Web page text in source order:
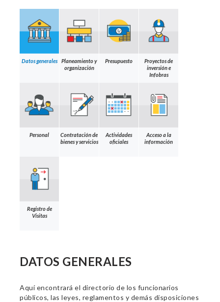
Datos generales
Planeamiento y
organización
Presupuesto
Proyectos de
inversión e
Infobras
Personal
Contratación de
bienes y servicios
Actividades
oficiales
Acceso a la
información
Registro de
Visitas
DATOS GENERALES
Aquí encontrará el directorio de los funcionarios
públicos, las leyes, reglamentos y demás disposiciones